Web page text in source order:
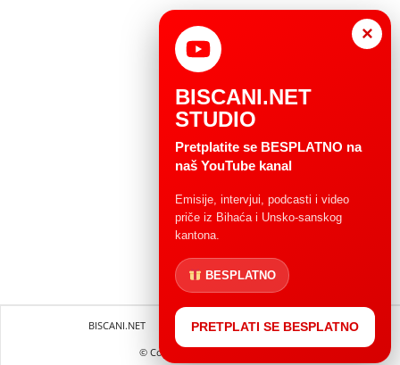
BISCANI.NET Impressum
Uvjeti korištenja
© Copryright 2004 - 2025.
×
BISCANI.NET
STUDIO
Pretplatite se BESPLATNO na
naš YouTube kanal
Emisije, intervjui, podcasti i video
priče iz Bihaća i Unsko-sanskog
kantona.
BESPLATNO
PRETPLATI SE BESPLATNO